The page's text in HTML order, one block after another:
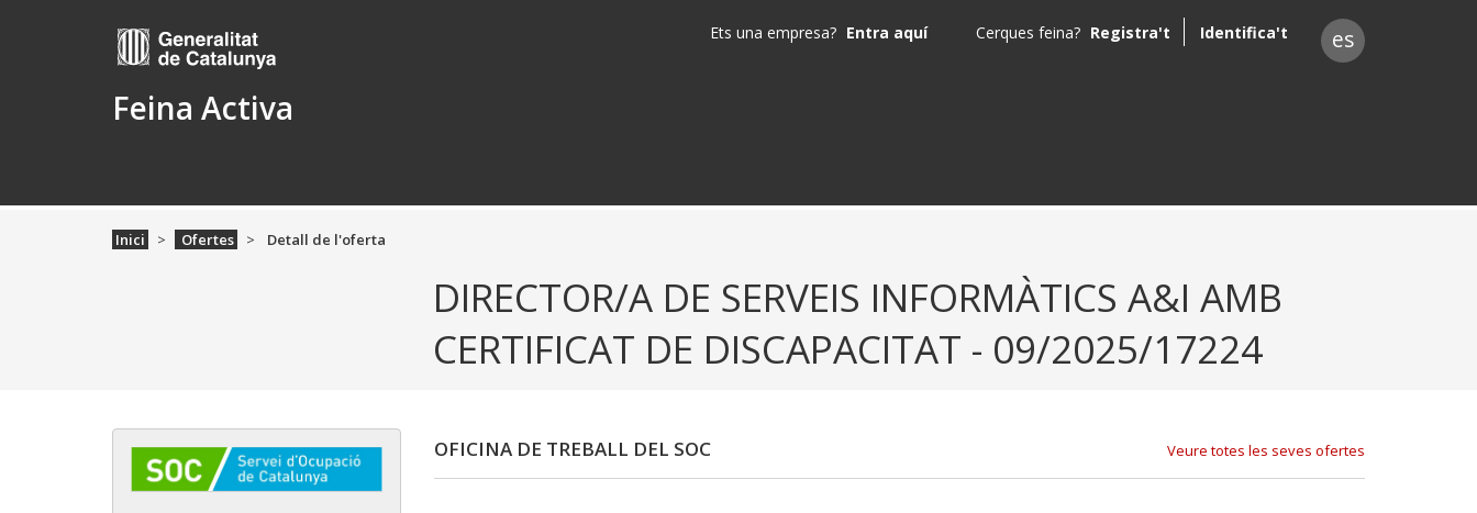
Feina Activa
Ets una empresa? Entra aquí Cerques feina? Registra't Identifica't es
Inici Ofertes Detall de l'oferta
DIRECTOR/A DE SERVEIS INFORMÀTICS A&I AMB
CERTIFICAT DE DISCAPACITAT - 09/2025/17224
OFICINA DE TREBALL DEL SOC Veure totes les seves ofertes